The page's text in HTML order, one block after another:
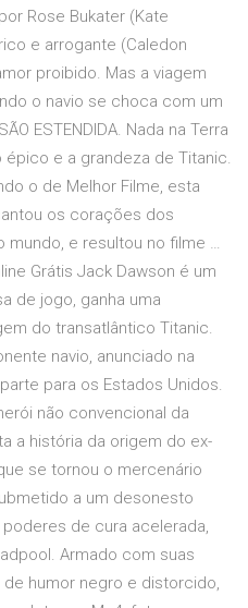
Rose Bukater (Kate
e arrogante (Caledon
proibido. Mas a viagem
o navio se choca com um
ESTENDIDA. Nada na Terra
e a grandeza de Titanic.
o de Melhor Filme, esta
os corações dos
e resultou no filme …
Grátis Jack Dawson é um
de jogo, ganha uma
do transatlântico Titanic.
navio, anunciado na
para os Estados Unidos.
não convencional da
a história da origem do ex-
se tornou o mercenário
a um desonesto
de cura acelerada,
Armado com suas
humor negro e distorcido,